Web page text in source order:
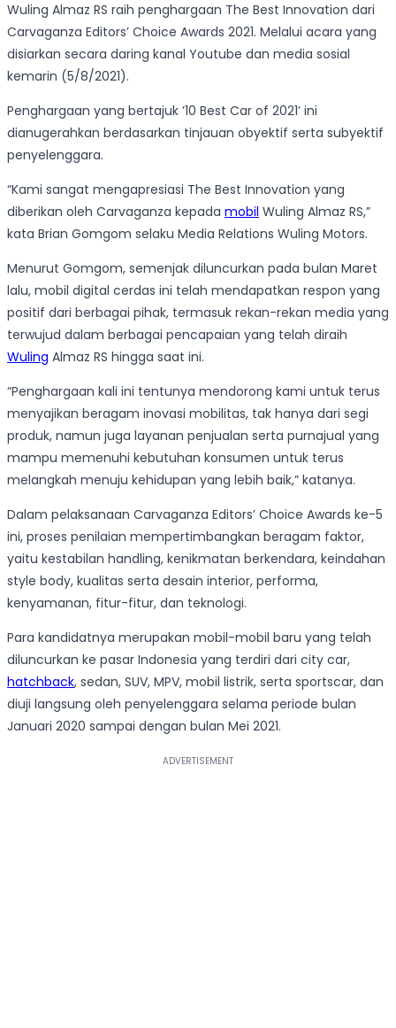
Wuling Almaz RS raih penghargaan The Best Innovation dari
Carvaganza Editors’ Choice Awards 2021. Melalui acara yang
disiarkan secara daring kanal Youtube dan media sosial
kemarin (5/8/2021).
Penghargaan yang bertajuk ’10 Best Car of 2021’ ini
dianugerahkan berdasarkan tinjauan obyektif serta subyektif
penyelenggara.
“Kami sangat mengapresiasi The Best Innovation yang
diberikan oleh Carvaganza kepada mobil Wuling Almaz RS,”
kata Brian Gomgom selaku Media Relations Wuling Motors.
Menurut Gomgom, semenjak diluncurkan pada bulan Maret
lalu, mobil digital cerdas ini telah mendapatkan respon yang
positif dari berbagai pihak, termasuk rekan-rekan media yang
terwujud dalam berbagai pencapaian yang telah diraih
Wuling Almaz RS hingga saat ini.
“Penghargaan kali ini tentunya mendorong kami untuk terus
menyajikan beragam inovasi mobilitas, tak hanya dari segi
produk, namun juga layanan penjualan serta purnajual yang
mampu memenuhi kebutuhan konsumen untuk terus
melangkah menuju kehidupan yang lebih baik,” katanya.
Dalam pelaksanaan Carvaganza Editors’ Choice Awards ke-5
ini, proses penilaian mempertimbangkan beragam faktor,
yaitu kestabilan handling, kenikmatan berkendara, keindahan
style body, kualitas serta desain interior, performa,
kenyamanan, fitur-fitur, dan teknologi.
Para kandidatnya merupakan mobil-mobil baru yang telah
diluncurkan ke pasar Indonesia yang terdiri dari city car,
hatchback, sedan, SUV, MPV, mobil listrik, serta sportscar, dan
diuji langsung oleh penyelenggara selama periode bulan
Januari 2020 sampai dengan bulan Mei 2021.